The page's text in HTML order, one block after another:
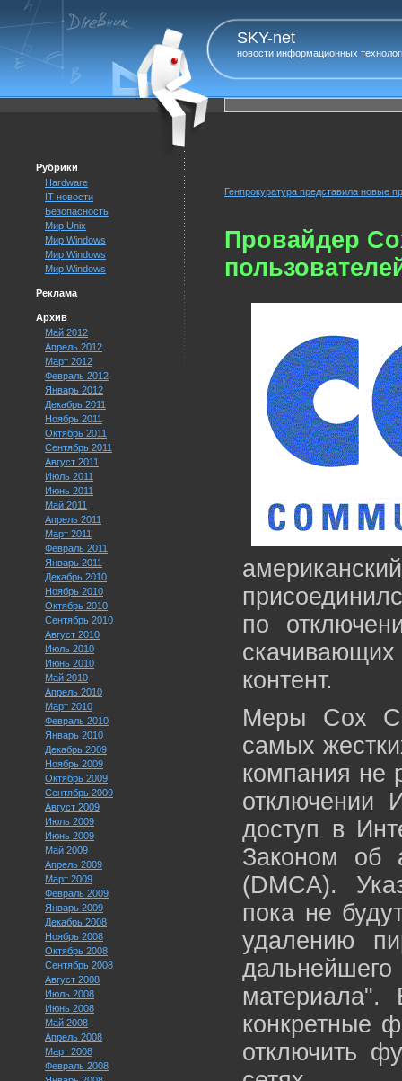
SKY-net
новости информационных
Рубрики
Hardware
IT новости
Безопасность
Мир Unix
Мир Windows
Мир Windows
Мир Windows
Реклама
Архив
Май 2012
Апрель 2012
Март 2012
Февраль 2012
Январь 2012
Декабрь 2011
Ноябрь 2011
Октябрь 2011
Сентябрь 2011
Август 2011
Июль 2011
Июнь 2011
Май 2011
Апрель 2011
Март 2011
Февраль 2011
Январь 2011
Декабрь 2010
Ноябрь 2010
Октябрь 2010
Сентябрь 2010
Август 2010
Июль 2010
Июнь 2010
Май 2010
Апрель 2010
Март 2010
Февраль 2010
Январь 2010
Декабрь 2009
Ноябрь 2009
Октябрь 2009
Сентябрь 2009
Август 2009
Июль 2009
Июнь 2009
Май 2009
Апрель 2009
Март 2009
Февраль 2009
Январь 2009
Декабрь 2008
Ноябрь 2008
Октябрь 2008
Сентябрь 2008
Август 2008
Июль 2008
Июнь 2008
Май 2008
Апрель 2008
Март 2008
Февраль 2008
Генпрокуратура представила новые
Провайдер
по
контент.
Меры Cox
самых
компания не
отключении
доступ в
Законом об
(DMCA).
пока не
удалению
материала".
конкретные
отключить